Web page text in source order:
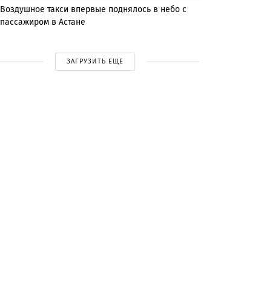
Воздушное такси впервые поднялось в небо с
пассажиром в Астане
ЗАГРУЗИТЬ ЕЩЕ